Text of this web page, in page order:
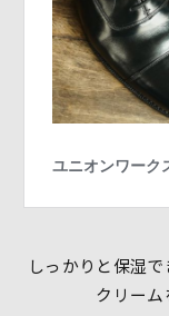
しっかりと保湿
クリーム